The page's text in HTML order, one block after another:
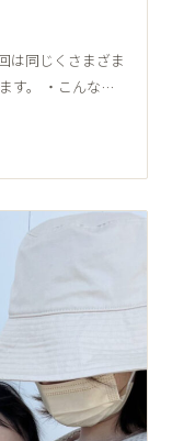
は同じくさまざま
す。 ・こんな…